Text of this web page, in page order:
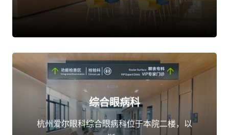
综合眼病科
杭州爱尔眼科综合眼病科位于本院二楼，以
点击了解